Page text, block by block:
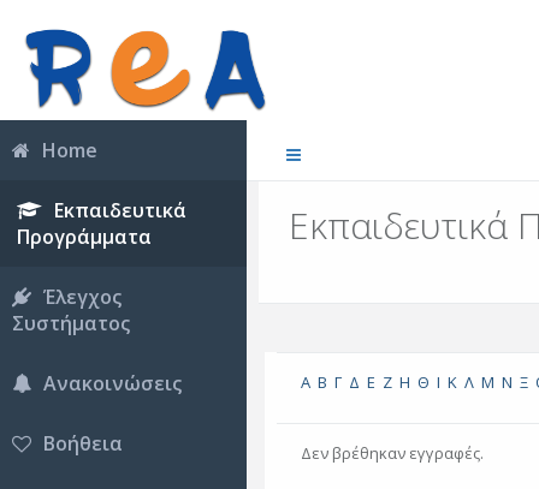
Home
Εκπαιδευτικά
Προγράμματα
Έλεγχος
Συστήματος
Ανακοινώσεις
Βοήθεια
Α Β Γ Δ Ε Ζ Η Θ Ι Κ Λ Μ Ν Ξ
Δεν βρέθηκαν εγγραφές.